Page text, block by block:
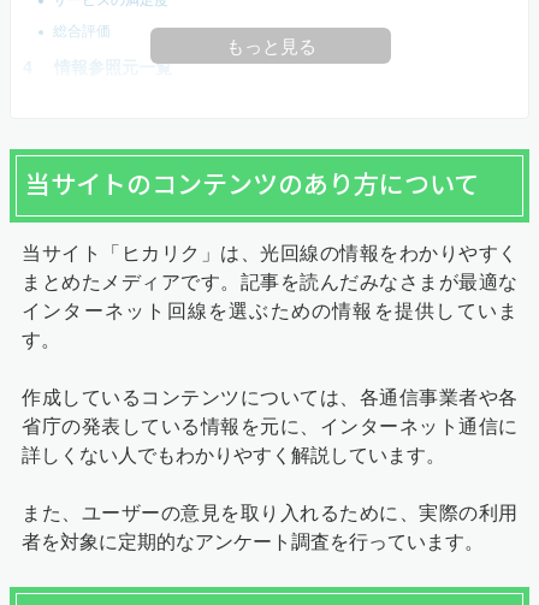
総合評価
情報参照元一覧
もっと見る
当サイトのコンテンツのあり方について
当サイト「ヒカリク」は、光回線の情報をわかりやすく
まとめたメディアです。記事を読んだみなさまが最適な
インターネット回線を選ぶための情報を提供していま
す。
作成しているコンテンツについては、各通信事業者や各
省庁の発表している情報を元に、インターネット通信に
詳しくない人でもわかりやすく解説しています。
また、ユーザーの意見を取り入れるために、実際の利用
者を対象に定期的なアンケート調査を行っています。